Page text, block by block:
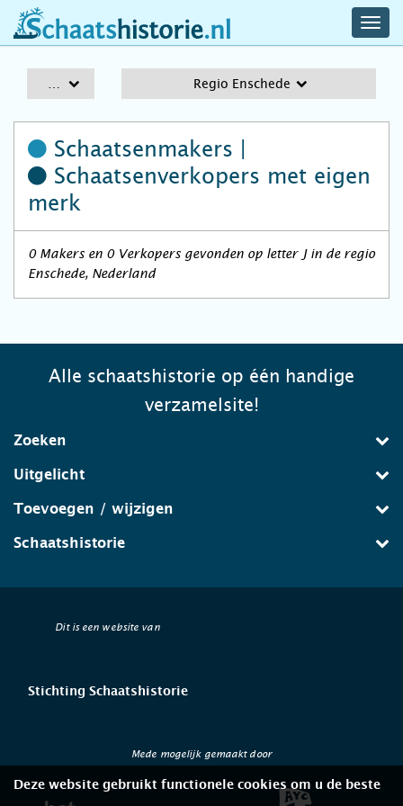
schaatshistorie.nl
Regio Enschede
Schaatsenmakers |
Schaatsenverkopers met eigen
merk
0 Makers en 0 Verkopers gevonden op letter J in de regio
Enschede, Nederland
Alle schaatshistorie op één handige
verzamelsite!
Zoeken
Uitgelicht
Toevoegen / wijzigen
Schaatshistorie
Dit is een website van
Stichting Schaatshistorie
Mede mogelijk gemaakt door
Deze website gebruikt functionele cookies om u de beste